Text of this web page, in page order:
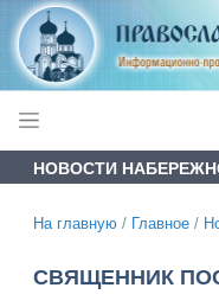
НОВОСТИ
На главную / Главное /
СВЯЩЕННИК